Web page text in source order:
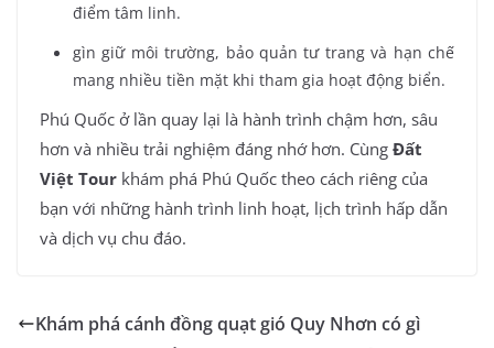
điểm tâm linh.
gìn giữ môi trường, bảo quản tư trang và hạn chế
mang nhiều tiền mặt khi tham gia hoạt động biển.
Phú Quốc ở lần quay lại là hành trình chậm hơn, sâu
hơn và nhiều trải nghiệm đáng nhớ hơn. Cùng Đất
Việt Tour khám phá Phú Quốc theo cách riêng của
bạn với những hành trình linh hoạt, lịch trình hấp dẫn
và dịch vụ chu đáo.
Khám phá cánh đồng quạt gió Quy Nhơn có gì